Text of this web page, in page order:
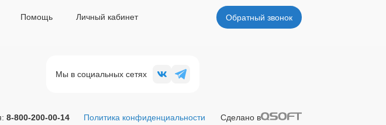
Помощь Личный кабинет Обратный звонок
Мы в социальных сетях
8-800-200-00-14 Политика конфиденциальности Сделано в